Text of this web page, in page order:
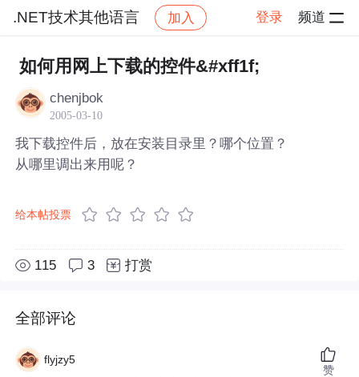
.NET技术其他语言 加入 登录 频道
社区 .NET技术其他语言 帖子详情
如何用网上下载的控件&#xff1f;
chenjbok
2005-03-10
我下载控件后，放在安装目录里？哪个位置？
从哪里调出来用呢？
给本帖投票
115 3 打赏
全部评论
flyjzy5
赞